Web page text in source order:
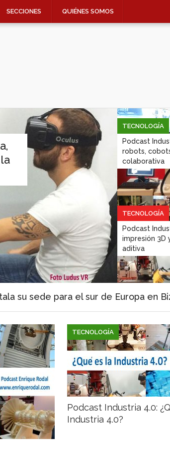
SECCIONES QUIÉNES SOMOS
TECNOLOGÍA
Podcast
robots,
colaborativa
TECNOLOGÍA
Podcast
impresión 3D
aditiva
su sede para el sur de Europa en
TECNOLOGÍA
Podcast Industria 4.0:
Industria 4.0?